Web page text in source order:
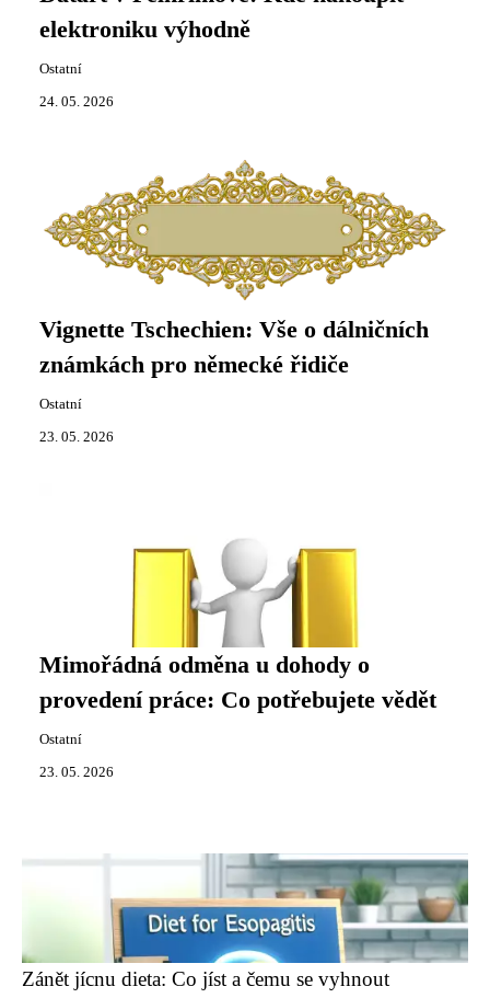
elektroniku výhodně
Ostatní
24. 05. 2026
Vignette Tschechien: Vše o dálničních
známkách pro německé řidiče
Ostatní
23. 05. 2026
Mimořádná odměna u dohody o
provedení práce: Co potřebujete vědět
Ostatní
23. 05. 2026
Zánět jícnu dieta: Co jíst a čemu se vyhnout